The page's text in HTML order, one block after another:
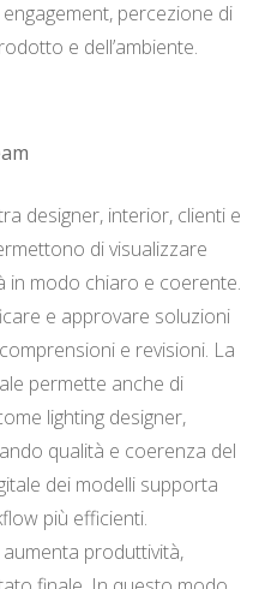
percezione di
e dell’ambiente.
designer, interior, clienti e
di visualizzare
in modo chiaro e coerente.
e approvare soluzioni
e revisioni. La
permette anche di
lighting designer,
qualità e coerenza del
dei modelli supporta
più efficienti.
produttività,